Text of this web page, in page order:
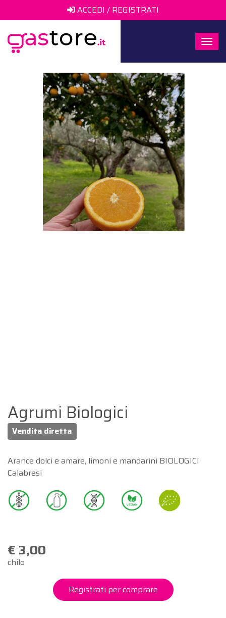
ACCEDI / REGISTRATI
Agrumi Biologici
Vendita diretta
Arance dolci e amare, limoni e mandarini BIOLOGICI
Calabresi
€ 3,00
chilo
Registrati per comprare